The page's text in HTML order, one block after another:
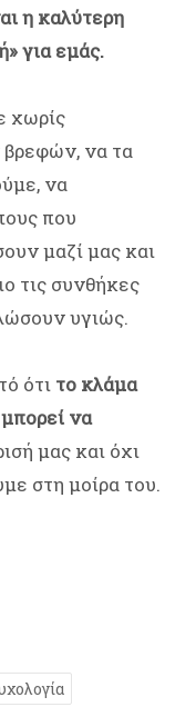
η καλύτερη
για εμάς.
χωρίς
βρεφών, να τα
να
που
μαζί μας και
τις συνθήκες
υγιώς.
ότι το κλάμα
μπορεί να
μας και όχι
στη μοίρα του.